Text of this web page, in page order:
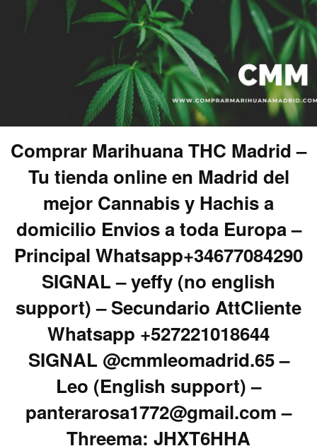
Comprar Marihuana THC Madrid –
Tu tienda online en Madrid del
mejor Cannabis y Hachis a
domicilio Envios a toda Europa –
Principal Whatsapp+34677084290
SIGNAL – yeffy (no english
support) – Secundario AttCliente
Whatsapp +527221018644
SIGNAL @cmmleomadrid.65 –
Leo (English support) –
panterarosa1772@gmail.com –
Threema: JHXT6HHA